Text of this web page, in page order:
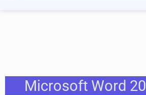
Microsoft Word